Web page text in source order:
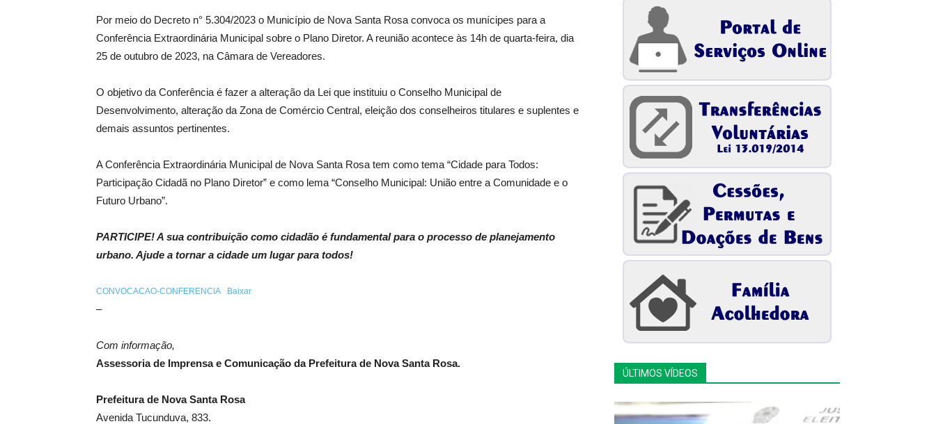
Por meio do Decreto n° 5.304/2023 o Município de Nova Santa Rosa convoca os munícipes para a
Conferência Extraordinária Municipal sobre o Plano Diretor. A reunião acontece às 14h de quarta-feira, dia
25 de outubro de 2023, na Câmara de Vereadores.
O objetivo da Conferência é fazer a alteração da Lei que instituiu o Conselho Municipal de
Desenvolvimento, alteração da Zona de Comércio Central, eleição dos conselheiros titulares e suplentes e
demais assuntos pertinentes.
A Conferência Extraordinária Municipal de Nova Santa Rosa tem como tema “Cidade para Todos:
Participação Cidadã no Plano Diretor” e como lema “Conselho Municipal: União entre a Comunidade e o
Futuro Urbano”.
PARTICIPE! A sua contribuição como cidadão é fundamental para o processo de planejamento
urbano. Ajude a tornar a cidade um lugar para todos!
CONVOCACAO-CONFERENCIA Baixar
–
Com informação,
Assessoria de Imprensa e Comunicação da Prefeitura de Nova Santa Rosa.
Prefeitura de Nova Santa Rosa
Avenida Tucunduva, 833.
ÚLTIMOS VÍDEOS